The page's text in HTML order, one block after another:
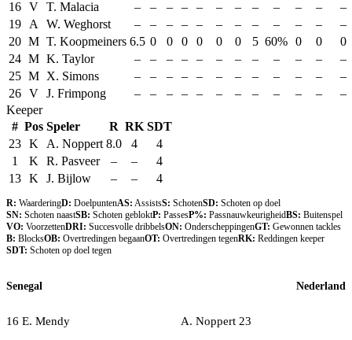
16 V T. Malacia – – – – – – – – – – –
–
19
A W. Weghorst – – – – – – – – – – –
–
20 M T. Koopmeiners 6.5 0 0 0 0 0 0 5 60% 0 0
0
24 M K. Taylor – – – – – – – – – – –
–
25 M X. Simons – – – – – – – – – – –
–
26 V J. Frimpong – – – – – – – – – – –
–
Keeper
# Pos Speler R RK SDT
23 K A. Noppert 8.0 4
4
1
K R. Pasveer – –
4
13 K J. Bijlow – – 4
R: WaarderingD: DoelpuntenAS: AssistsS: SchotenSD: Schoten op doel
SN: Schoten naastSB: Schoten gebloktP: PassesP%: PassnauwkeurigheidBS: Buitenspel
VO: VoorzettenDRI: Succesvolle dribbelsON: OnderscheppingenGT: Gewonnen tackles
B: BlocksOB: Overtredingen begaanOT: Overtredingen tegenRK: Reddingen keeper
SDT: Schoten op doel tegen
Senegal Nederland
16 E. Mendy A. Noppert 23